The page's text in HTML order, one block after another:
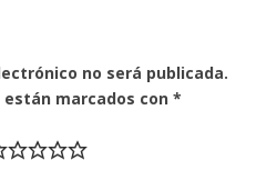
no será publicada.
marcados con *